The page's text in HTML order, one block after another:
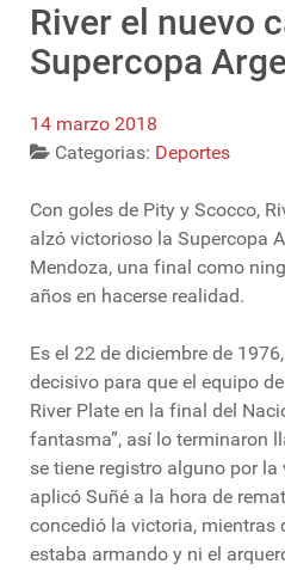
River el nuevo
Supercopa
14 marzo 2018
Categorias: Deportes
Con goles de Pity y Scocco,
alzó victorioso la Supercopa
Mendoza, una final como
años en hacerse realidad.
Es el 22 de diciembre de
decisivo para que el equipo
River Plate en la final del
fantasma”, así lo terminaron
se tiene registro alguno por
aplicó Suñé a la hora de
concedió la victoria, mientras
estaba armando y ni el